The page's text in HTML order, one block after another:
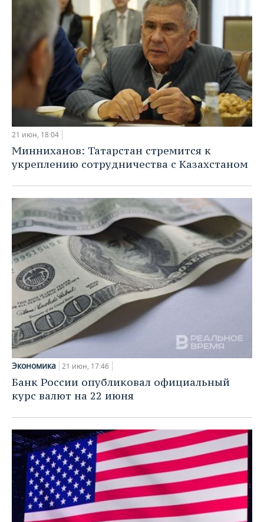
21 июн, 18:04
Минниханов: Татарстан стремится к
укреплению сотрудничества с Казахстаном
Экономика 21 июн, 17:46
Банк России опубликовал официальный
курс валют на 22 июня